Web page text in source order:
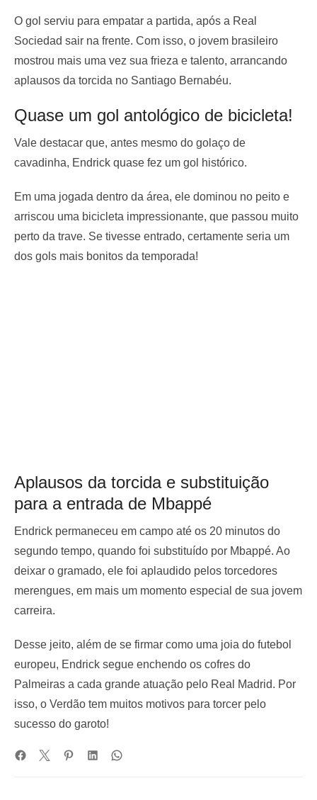
O gol serviu para empatar a partida, após a Real
Sociedad sair na frente. Com isso, o jovem brasileiro
mostrou mais uma vez sua frieza e talento, arrancando
aplausos da torcida no Santiago Bernabéu.
Quase um gol antológico de bicicleta!
Vale destacar que, antes mesmo do golaço de
cavadinha, Endrick quase fez um gol histórico.
Em uma jogada dentro da área, ele dominou no peito e
arriscou uma bicicleta impressionante, que passou muito
perto da trave. Se tivesse entrado, certamente seria um
dos gols mais bonitos da temporada!
Aplausos da torcida e substituição
para a entrada de Mbappé
Endrick permaneceu em campo até os 20 minutos do
segundo tempo, quando foi substituído por Mbappé. Ao
deixar o gramado, ele foi aplaudido pelos torcedores
merengues, em mais um momento especial de sua jovem
carreira.
Desse jeito, além de se firmar como uma joia do futebol
europeu, Endrick segue enchendo os cofres do
Palmeiras a cada grande atuação pelo Real Madrid. Por
isso, o Verdão tem muitos motivos para torcer pelo
sucesso do garoto!